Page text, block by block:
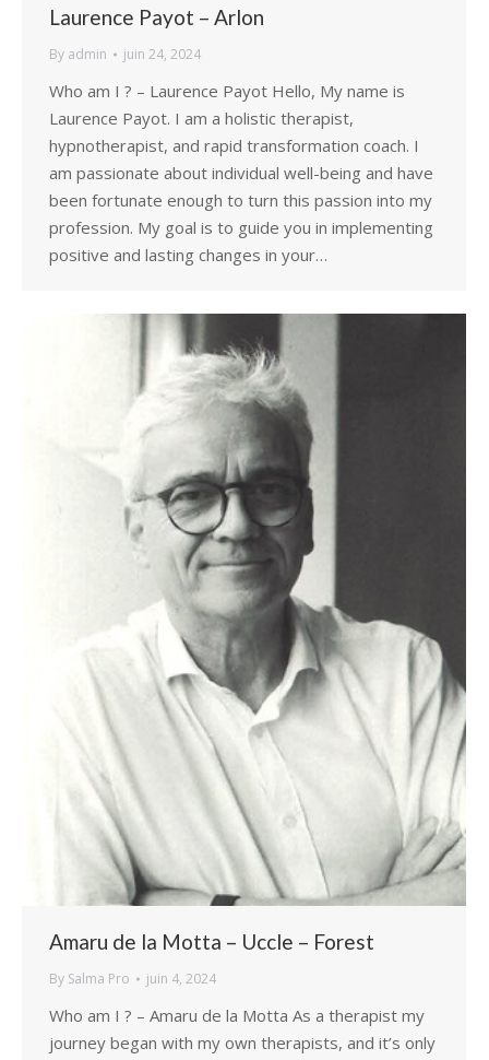
Laurence Payot – Arlon
By admin juin 24, 2024
Who am I ? – Laurence Payot Hello, My name is
Laurence Payot. I am a holistic therapist,
hypnotherapist, and rapid transformation coach. I
am passionate about individual well-being and have
been fortunate enough to turn this passion into my
profession. My goal is to guide you in implementing
positive and lasting changes in your…
Amaru de la Motta – Uccle – Forest
By Salma Pro juin 4, 2024
Who am I ? – Amaru de la Motta As a therapist my
journey began with my own therapists, and it’s only